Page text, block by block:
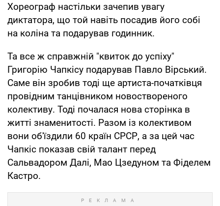
Хореограф настільки зачепив увагу
диктатора, що той навіть посадив його собі
на коліна та подарував годинник.
Та все ж справжній "квиток до успіху"
Григорію Чапкісу подарував Павло Вірський.
Саме він зробив тоді ще артиста-початківця
провідним танцівником новоствореного
колективу. Тоді почалася нова сторінка в
житті знаменитості. Разом із колективом
вони об'їздили 60 країн СРСР, а за цей час
Чапкіс показав свій талант перед
Сальвадором Далі, Мао Цзедуном та Фіделем
Кастро.